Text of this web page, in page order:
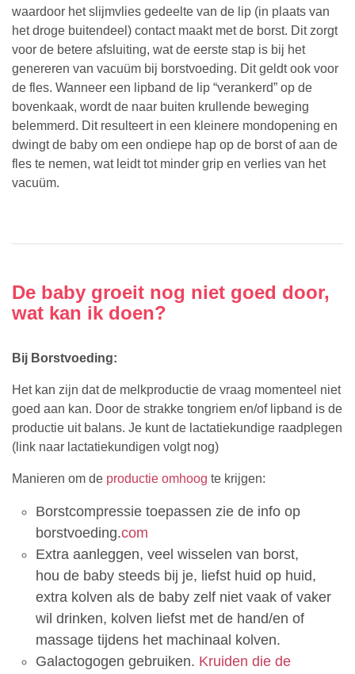
waardoor het slijmvlies gedeelte van de lip (in plaats van
het droge buitendeel) contact maakt met de borst. Dit zorgt
voor de betere afsluiting, wat de eerste stap is bij het
genereren van vacuüm bij borstvoeding. Dit geldt ook voor
de fles. Wanneer een lipband de lip “verankerd” op de
bovenkaak, wordt de naar buiten krullende beweging
belemmerd. Dit resulteert in een kleinere mondopening en
dwingt de baby om een ondiepe hap op de borst of aan de
fles te nemen, wat leidt tot minder grip en verlies van het
vacuüm.
De baby groeit nog niet goed door,
wat kan ik doen?
Bij Borstvoeding:
Het kan zijn dat de melkproductie de vraag momenteel niet
goed aan kan. Door de strakke tongriem en/of lipband is de
productie uit balans. Je kunt de lactatiekundige raadplegen
(link naar lactatiekundigen volgt nog)
Manieren om de productie omhoog te krijgen:
Borstcompressie toepassen zie de info op
borstvoeding.com
Extra aanleggen, veel wisselen van borst,
hou de baby steeds bij je, liefst huid op huid,
extra kolven als de baby zelf niet vaak of vaker
wil drinken, kolven liefst met de hand/en of
massage tijdens het machinaal kolven.
Galactogogen gebruiken. Kruiden die de